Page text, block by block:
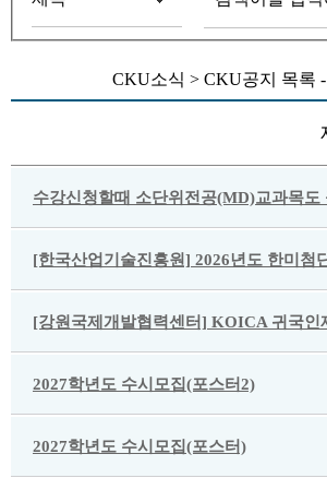
CKU소식 > CKU공지 목록
수강신청할때 소단위전공(MD)교과목도
[한국산업기술진흥원] 2026년도 한미첨
[강원국제개발협력센터] KOICA 귀국인
2027학년도 수시모집(포스터2)
2027학년도 수시모집(포스터)